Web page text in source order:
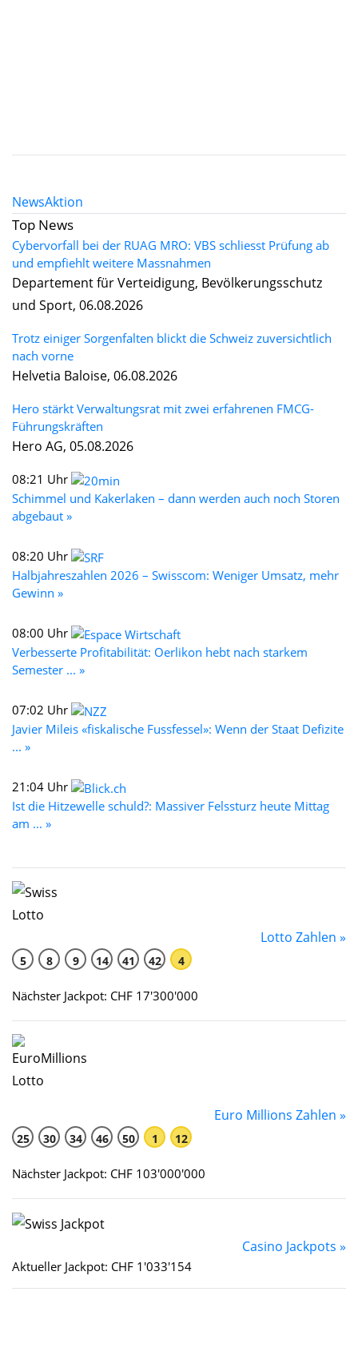
NewsAktion
Top News
Cybervorfall bei der RUAG MRO: VBS schliesst Prüfung ab
und empfiehlt weitere Massnahmen
Departement für Verteidigung, Bevölkerungsschutz
und Sport, 06.08.2026
Trotz einiger Sorgenfalten blickt die Schweiz zuversichtlich
nach vorne
Helvetia Baloise, 06.08.2026
Hero stärkt Verwaltungsrat mit zwei erfahrenen FMCG-
Führungskräften
Hero AG, 05.08.2026
08:21 Uhr
Schimmel und Kakerlaken – dann werden auch noch Storen
abgebaut »
08:20 Uhr
Halbjahreszahlen 2026 – Swisscom: Weniger Umsatz, mehr
Gewinn »
08:00 Uhr
Verbesserte Profitabilität: Oerlikon hebt nach starkem
Semester ... »
07:02 Uhr
Javier Mileis «fiskalische Fussfessel»: Wenn der Staat Defizite
... »
21:04 Uhr
Ist die Hitzewelle schuld?: Massiver Felssturz heute Mittag
am ... »
Lotto Zahlen »
5 8 9 14 41 42 4
Nächster Jackpot: CHF 17'300'000
Euro Millions Zahlen »
25 30 34 46 50 1 12
Nächster Jackpot: CHF 103'000'000
Casino Jackpots »
Aktueller Jackpot: CHF 1'033'154